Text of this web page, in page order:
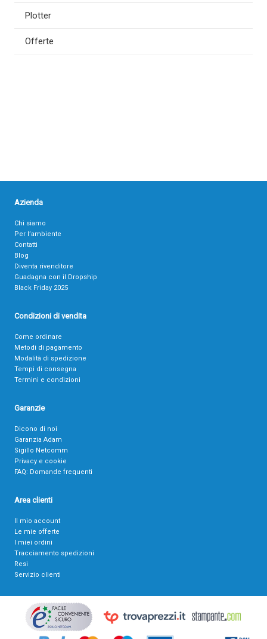
Plotter
Offerte
Azienda
Chi siamo
Per l’ambiente
Contatti
Blog
Diventa rivenditore
Guadagna con il Dropship
Black Friday 2025
Condizioni di vendita
Come ordinare
Metodi di pagamento
Modalità di spedizione
Tempi di consegna
Termini e condizioni
Garanzie
Dicono di noi
Garanzia Adam
Sigillo Netcomm
Privacy e cookie
FAQ: Domande frequenti
Area clienti
Il mio account
Le mie offerte
I miei ordini
Tracciamento spedizioni
Resi
Servizio clienti